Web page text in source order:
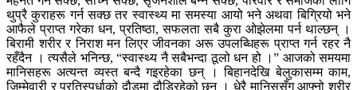
थुप्रै कुराहरू गर्न सक्छ तर स्वास्थ्य मा समस्या आयो भने अथवा बिग्रियो भने
आफैले प्राप्त गरेका धन, प्रतिष्ठा, सफलता सबै कुरा ओझेलमा पर्न थाल्छन् ।
बिरामी शरीर र निराश मन लिएर जीवनका अरू उपलब्धिहरू प्राप्त गर्न रहर नै
रहँदैन । त्यसैले भनिन्छ, “स्वास्थ्य नै सबैभन्दा ठूलो धन हो ।” आजको समयमा
मानिसहरू अत्यन्त व्यस्त बन्दै गइरहेका छन् । बिहानदेखि बेलुकासम्म काम,
जिम्मेवारी र प्रतिस्पर्धाको दौडमा दौडिरहेको छन् । धेरै मानिससँग आफ्नो शरीर